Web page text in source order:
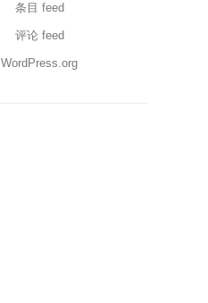
条目 feed
评论 feed
WordPress.org